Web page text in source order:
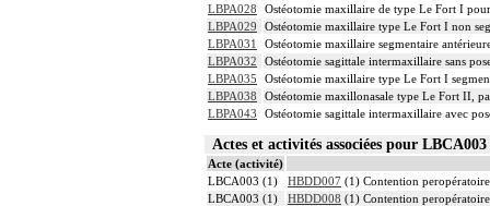
LBPA028
Ostéotomie maxillaire de type Le Fort I
LBPA029
Ostéotomie maxillaire type Le Fort I non
LBPA031
Ostéotomie maxillaire segmentaire
LBPA032
Ostéotomie sagittale intermaxillaire sans
LBPA035
Ostéotomie maxillaire type Le Fort I
LBPA038
Ostéotomie maxillonasale type Le Fort II,
LBPA043
Ostéotomie sagittale intermaxillaire avec
Actes et activités associées pour
Acte (activité)
LBCA003 (1)
HBDD007 (1) Contention
LBCA003 (1)
HBDD008 (1) Contention